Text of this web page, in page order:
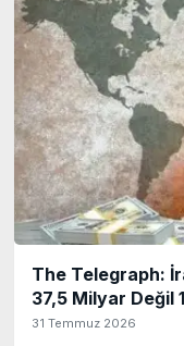
The Telegraph:
37,5 Milyar Değil
31 Temmuz 2026